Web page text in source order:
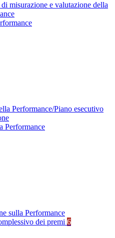
di misurazione e valutazione della
Performance/Piano esecutivo
Performance
sulla Performance
dei premi 6